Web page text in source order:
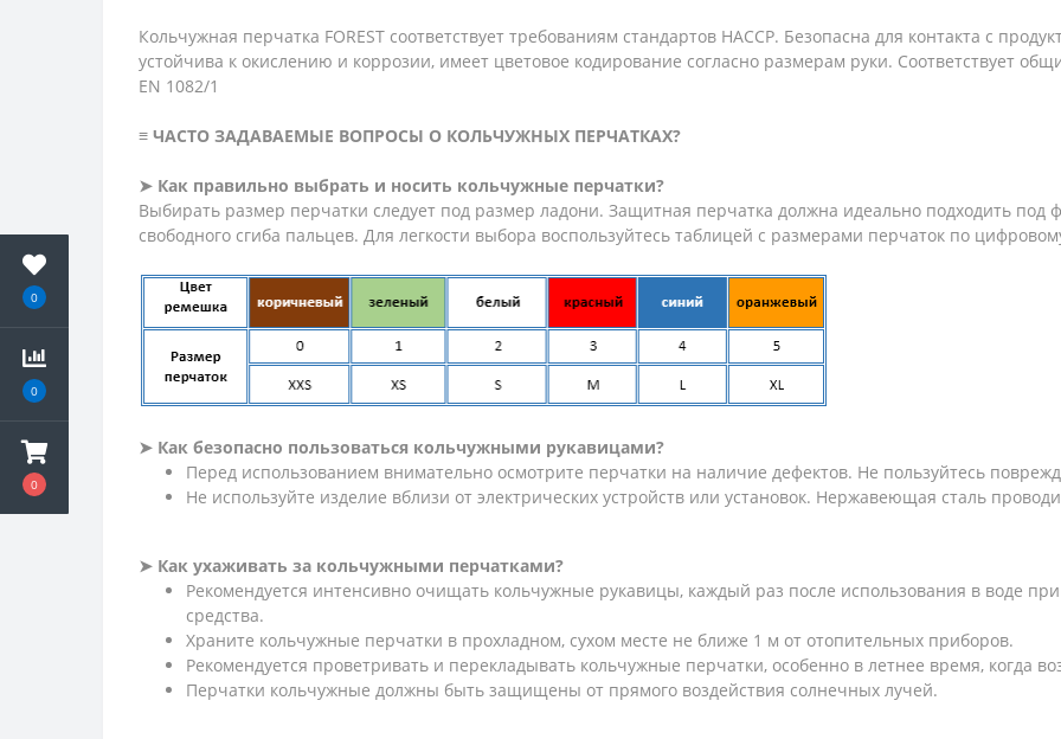
0
0
0
Кольчужная перчатка FOREST соответствует требованиям стандартов НАССP. Безопасна для контакта с
устойчива к окислению и коррозии, имеет цветовое кодирование согласно размерам руки. Соответствует
EN 1082/1
≡ ЧАСТО ЗАДАВАЕМЫЕ ВОПРОСЫ О КОЛЬЧУЖНЫХ ПЕРЧАТКАХ?
➤ Как правильно выбрать и носить кольчужные перчатки?
Выбирать размер перчатки следует под размер ладони. Защитная перчатка должна идеально подходить под
свободного сгиба пальцев. Для легкости выбора воспользуйтесь таблицей с размерами перчаток по
➤ Как безопасно пользоваться кольчужными рукавицами?
Перед использованием внимательно осмотрите перчатки на наличие дефектов. Не пользуйтесь
Не используйте изделие вблизи от электрических устройств или установок. Нержавеющая сталь
➤ Как ухаживать за кольчужными перчатками?
Рекомендуется интенсивно очищать кольчужные рукавицы, каждый раз после использования в воде
средства.
Храните кольчужные перчатки в прохладном, сухом месте не ближе 1 м от отопительных приборов.
Рекомендуется проветривать и перекладывать кольчужные перчатки, особенно в летнее время, когда
Перчатки кольчужные должны быть защищены от прямого воздействия солнечных лучей.